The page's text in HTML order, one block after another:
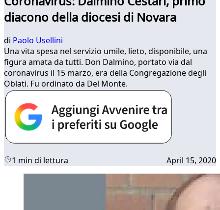
diacono della diocesi di Novara
di Paolo Usellini
Una vita spesa nel servizio umile, lieto, disponibile, una
figura amata da tutti. Don Dalmino, portato via dal
coronavirus il 15 marzo, era della Congregazione degli
Oblati. Fu ordinato da Del Monte.
1 min di lettura April 15, 2020